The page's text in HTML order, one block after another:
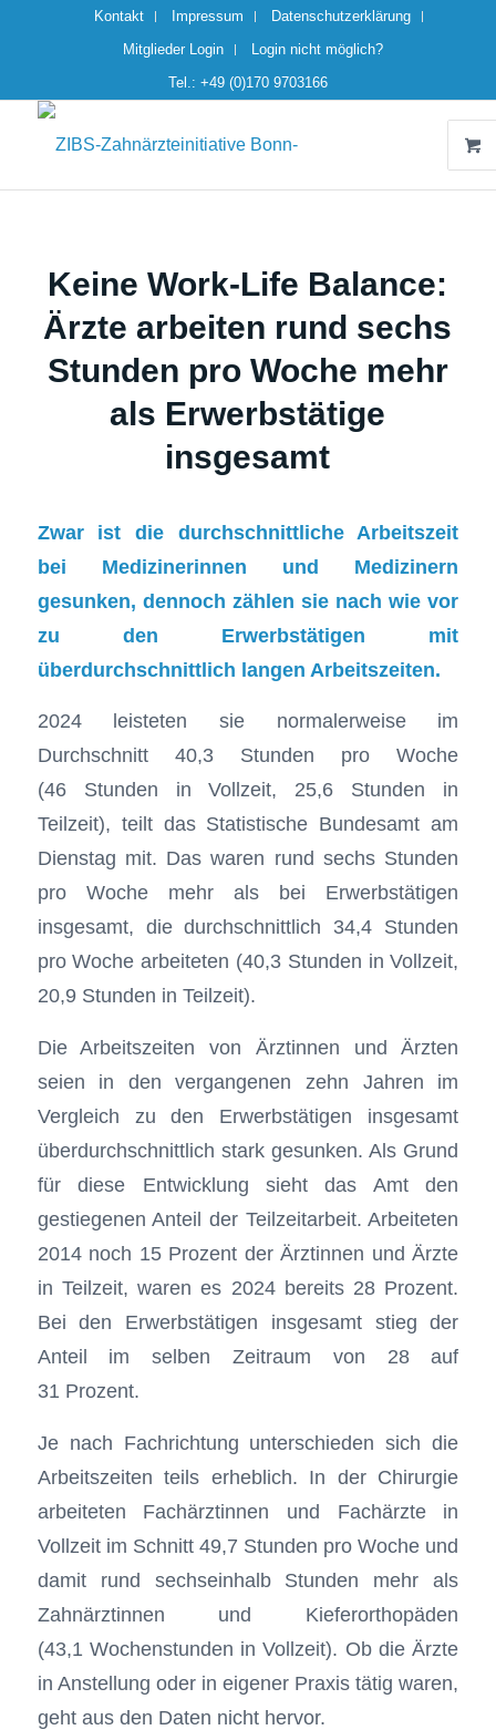
Kontakt Impressum
Datenschutzerklärung
Mitglieder Login
Login nicht möglich?
Tel.: +49 (0)170 9703166
Keine Work-Life Balance:
Ärzte arbeiten rund sechs
Stunden pro Woche mehr
als Erwerbstätige
insgesamt
Zwar ist die durchschnittliche Arbeitszeit
bei Medizinerinnen und Medizinern
gesunken, dennoch zählen sie nach wie vor
zu den Erwerbstätigen mit
überdurchschnittlich langen Arbeitszeiten.
2024 leisteten sie normalerweise im
Durchschnitt 40,3 Stunden pro Woche
(46 Stunden in Vollzeit, 25,6 Stunden in
Teilzeit), teilt das Statistische Bundesamt am
Dienstag mit. Das waren rund sechs Stunden
pro Woche mehr als bei Erwerbstätigen
insgesamt, die durchschnittlich 34,4 Stunden
pro Woche arbeiteten (40,3 Stunden in Vollzeit,
20,9 Stunden in Teilzeit).
Die Arbeitszeiten von Ärztinnen und Ärzten
seien in den vergangenen zehn Jahren im
Vergleich zu den Erwerbstätigen insgesamt
überdurchschnittlich stark gesunken. Als Grund
für diese Entwicklung sieht das Amt den
gestiegenen Anteil der Teilzeitarbeit. Arbeiteten
2014 noch 15 Prozent der Ärztinnen und Ärzte
in Teilzeit, waren es 2024 bereits 28 Prozent.
Bei den Erwerbstätigen insgesamt stieg der
Anteil im selben Zeitraum von 28 auf
31 Prozent.
Je nach Fachrichtung unterschieden sich die
Arbeitszeiten teils erheblich. In der Chirurgie
arbeiteten Fachärztinnen und Fachärzte in
Vollzeit im Schnitt 49,7 Stunden pro Woche und
damit rund sechseinhalb Stunden mehr als
Zahnärztinnen und Kieferorthopäden
(43,1 Wochenstunden in Vollzeit). Ob die Ärzte
in Anstellung oder in eigener Praxis tätig waren,
geht aus den Daten nicht hervor.